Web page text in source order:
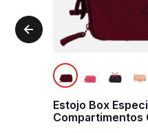
Estojo Box
Compartimentos